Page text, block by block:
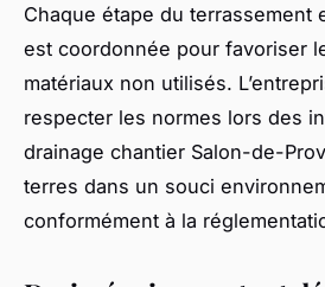
Chaque étape du terrassement
est coordonnée pour favoriser
matériaux non utilisés.
respecter les normes lors des
drainage chantier Salon-de-
terres dans un souci
conformément à la